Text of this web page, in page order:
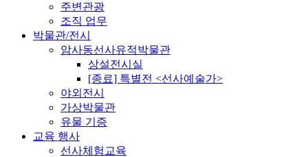
주변관광
조직 업무
박물관/전시
암사동선사유적박물관
상설전시실
[종료] 특별전 <선사예술가>
야외전시
가상박물관
유물 기증
교육 행사
선사체험교육